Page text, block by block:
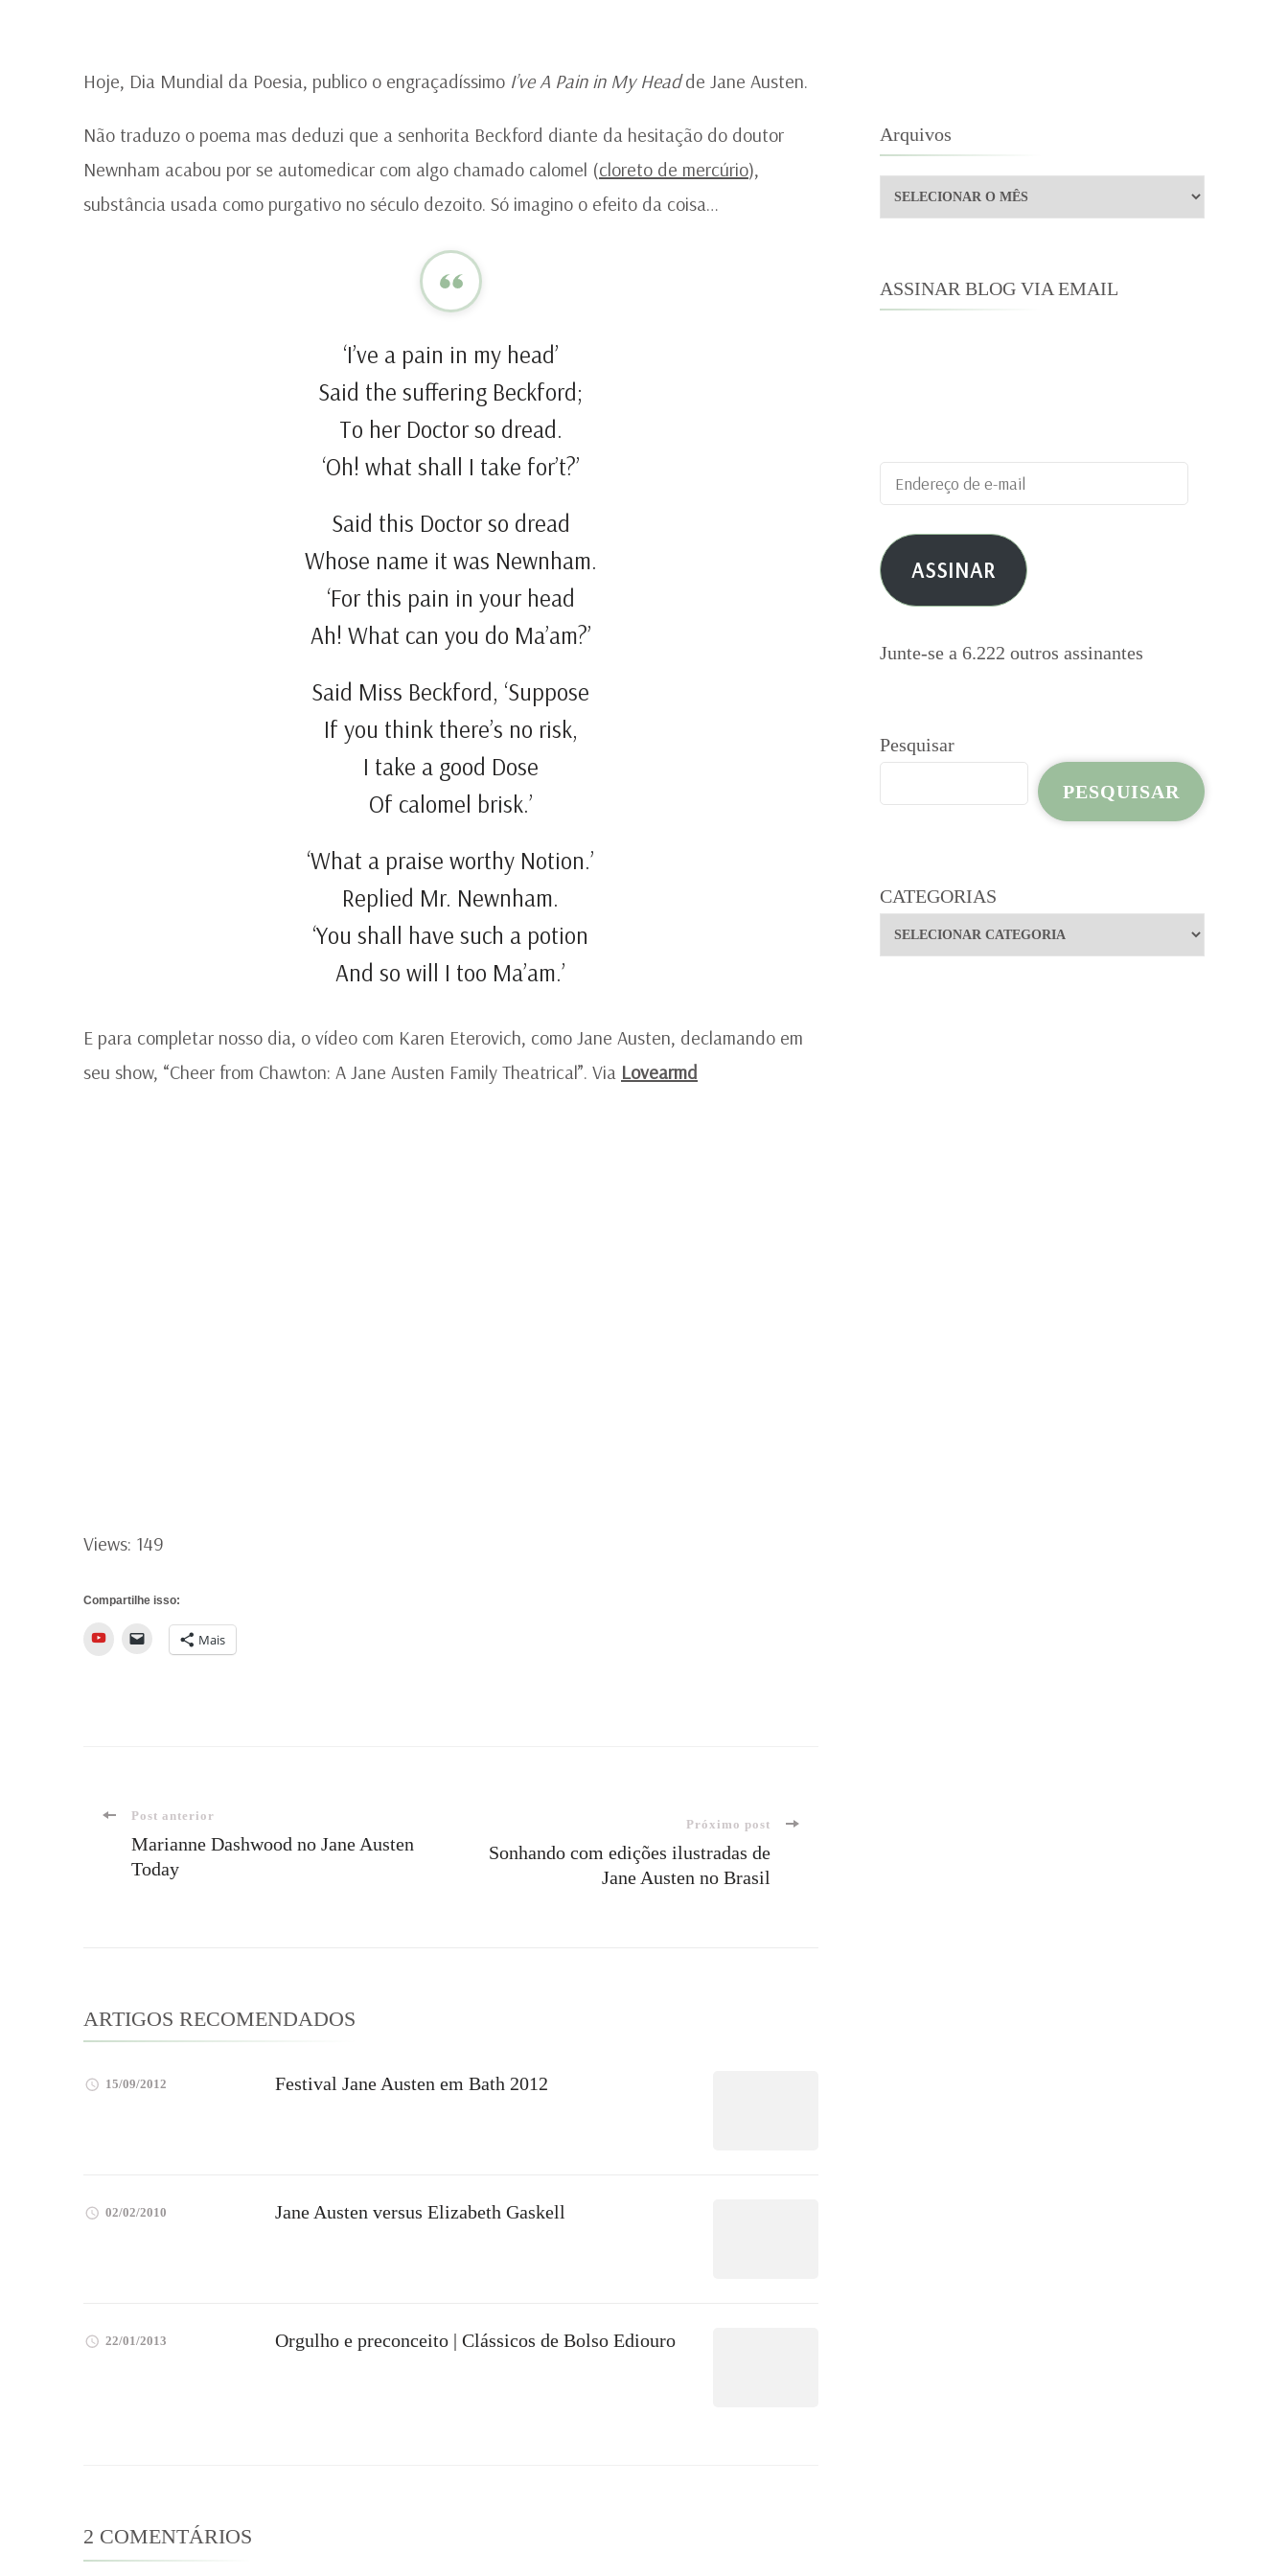
Hoje, Dia Mundial da Poesia, publico o engraçadíssimo I’ve A Pain in My Headde Jane Austen.
Não traduzo o poema mas deduzi que a senhorita Beckford diante da hesitação do doutor
Newnham acabou por se automedicar com algo chamado calomel (cloreto de mercúrio),
substância usada como purgativo no século dezoito. Só imagino o efeito da coisa…
‘I’ve a pain in my head’
Said the suffering Beckford;
To her Doctor so dread.
‘Oh! what shall I take for’t?’
Said this Doctor so dread
Whose name it was Newnham.
‘For this pain in your head
Ah! What can you do Ma’am?’
Said Miss Beckford, ‘Suppose
If you think there’s no risk,
I take a good Dose
Of calomel brisk.’
‘What a praise worthy Notion.’
Replied Mr. Newnham.
‘You shall have such a potion
And so will I too Ma’am.’
E para completar nosso dia, o vídeo com Karen Eterovich, como Jane Austen, declamando em
seu show, “Cheer from Chawton: A Jane Austen Family Theatrical”. Via Lovearmd
Views: 149
Compartilhe isso:
YouTube Mais
Navegação
Post anterior
Marianne Dashwood no Jane Austen
Today
Próximo post
Sonhando com edições ilustradas de
Jane Austen no Brasil
ARTIGOS RECOMENDADOS
15/09/2012 Festival Jane Austen em Bath 2012
02/02/2010 Jane Austen versus Elizabeth Gaskell
22/01/2013 Orgulho e preconceito | Clássicos de Bolso Ediouro
2 COMENTÁRIOS
Arquivos
Arquivos
ASSINAR BLOG VIA EMAIL
Endereço
de
e-
mail ASSINAR
Junte-se a 6.222 outros assinantes
Pesquisar
PESQUISAR
CATEGORIAS